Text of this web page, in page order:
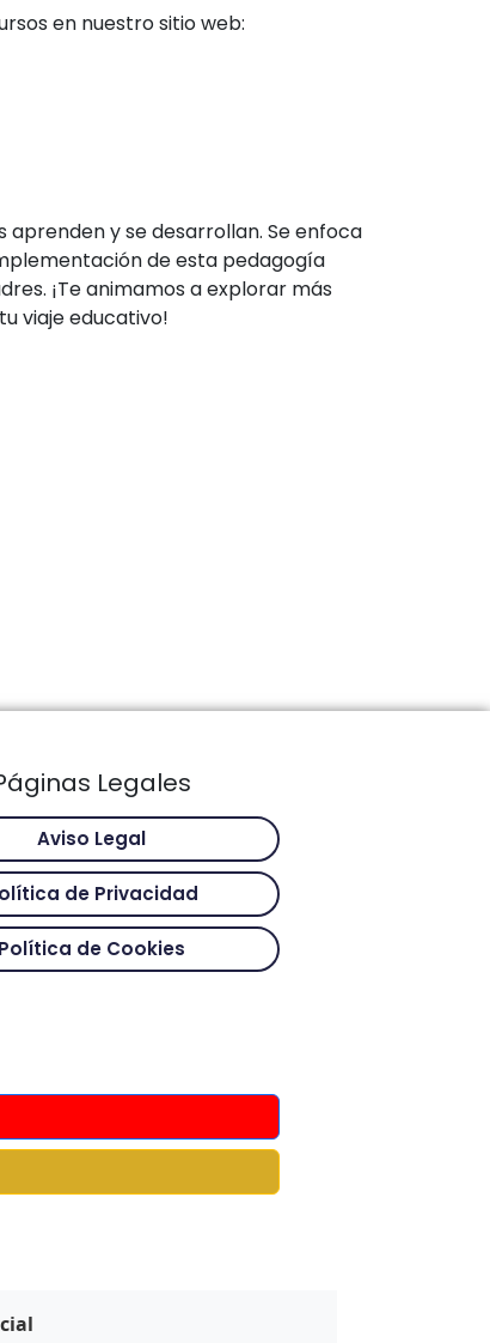
en nuestro sitio web:
y se desarrollan. Se enfoca
de esta pedagogía
¡Te animamos a explorar más
viaje educativo!
Legales
Aviso Legal
de Privacidad
Política de Cookies